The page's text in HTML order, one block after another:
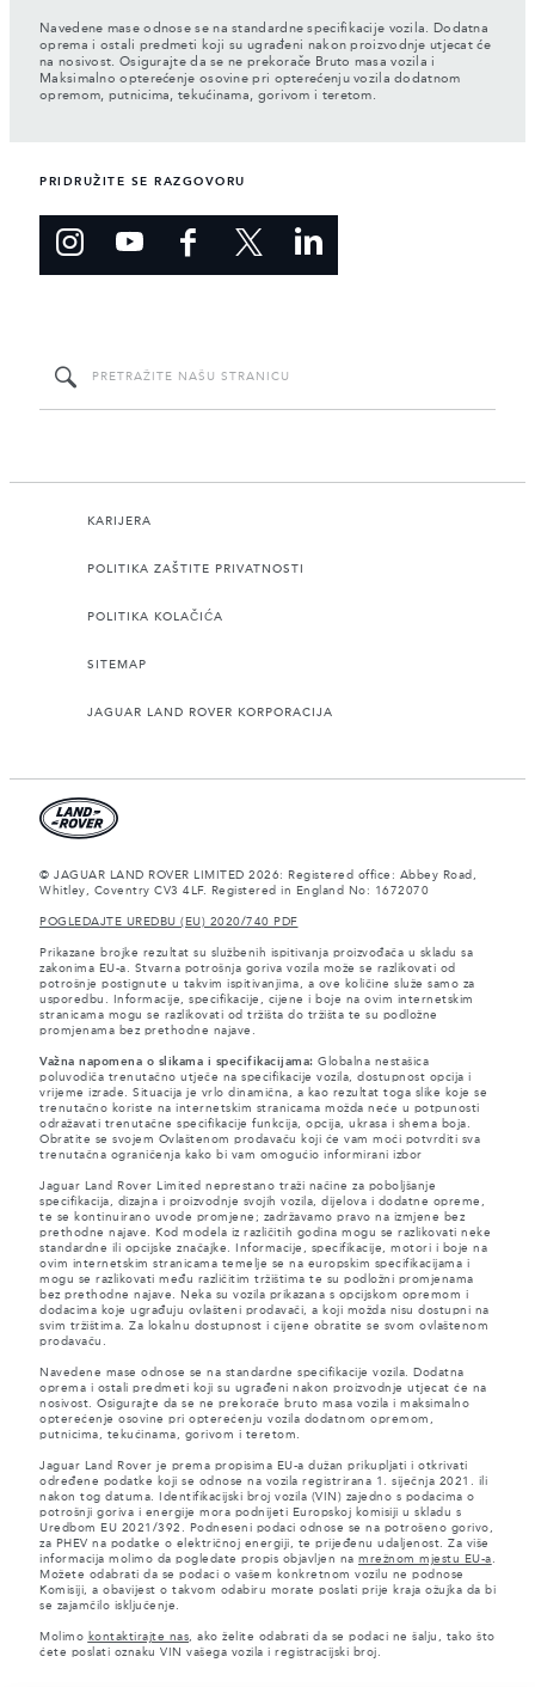
Navedene mase odnose se na standardne specifikacije vozila. Dodatna
oprema i ostali predmeti koji su ugrađeni nakon proizvodnje utjecat će
na nosivost. Osigurajte da se ne prekorače Bruto masa vozila i
Maksimalno opterećenje osovine pri opterećenju vozila dodatnom
opremom, putnicima, tekućinama, gorivom i teretom.
PRIDRUŽITE SE RAZGOVORU
KARIJERA
POLITIKA ZAŠTITE PRIVATNOSTI
POLITIKA KOLAČIĆA
SITEMAP
JAGUAR LAND ROVER KORPORACIJA
© JAGUAR LAND ROVER LIMITED 2026: Registered office: Abbey Road,
Whitley, Coventry CV3 4LF. Registered in England No: 1672070
POGLEDAJTE UREDBU (EU) 2020/740 PDF
Prikazane brojke rezultat su službenih ispitivanja proizvođača u skladu sa
zakonima EU-a. Stvarna potrošnja goriva vozila može se razlikovati od
potrošnje postignute u takvim ispitivanjima, a ove količine služe samo za
usporedbu. Informacije, specifikacije, cijene i boje na ovim internetskim
stranicama mogu se razlikovati od tržišta do tržišta te su podložne
promjenama bez prethodne najave.
Važna napomena o slikama i specifikacijama: Globalna nestašica
poluvodiča trenutačno utječe na specifikacije vozila, dostupnost opcija i
vrijeme izrade. Situacija je vrlo dinamična, a kao rezultat toga slike koje se
trenutačno koriste na internetskim stranicama možda neće u potpunosti
odražavati trenutačne specifikacije funkcija, opcija, ukrasa i shema boja.
Obratite se svojem Ovlaštenom prodavaču koji će vam moći potvrditi sva
trenutačna ograničenja kako bi vam omogućio informirani izbor
Jaguar Land Rover Limited neprestano traži načine za poboljšanje
specifikacija, dizajna i proizvodnje svojih vozila, dijelova i dodatne opreme,
te se kontinuirano uvode promjene; zadržavamo pravo na izmjene bez
prethodne najave. Kod modela iz različitih godina mogu se razlikovati neke
standardne ili opcijske značajke. Informacije, specifikacije, motori i boje na
ovim internetskim stranicama temelje se na europskim specifikacijama i
mogu se razlikovati među različitim tržištima te su podložni promjenama
bez prethodne najave. Neka su vozila prikazana s opcijskom opremom i
dodacima koje ugrađuju ovlašteni prodavači, a koji možda nisu dostupni na
svim tržištima. Za lokalnu dostupnost i cijene obratite se svom ovlaštenom
prodavaču.
Navedene mase odnose se na standardne specifikacije vozila. Dodatna
oprema i ostali predmeti koji su ugrađeni nakon proizvodnje utjecat će na
nosivost. Osigurajte da se ne prekorače bruto masa vozila i maksimalno
opterećenje osovine pri opterećenju vozila dodatnom opremom,
putnicima, tekućinama, gorivom i teretom.
Jaguar Land Rover je prema propisima EU-a dužan prikupljati i otkrivati
određene podatke koji se odnose na vozila registrirana 1. siječnja 2021. ili
nakon tog datuma. Identifikacijski broj vozila (VIN) zajedno s podacima o
potrošnji goriva i energije mora podnijeti Europskoj komisiji u skladu s
Uredbom EU 2021/392. Podneseni podaci odnose se na potrošeno gorivo,
za PHEV na podatke o električnoj energiji, te prijeđenu udaljenost. Za više
informacija molimo da pogledate propis objavljen na mrežnom mjestu EU-a
Možete odabrati da se podaci o vašem konkretnom vozilu ne podnose
Komisiji, a obavijest o takvom odabiru morate poslati prije kraja ožujka da bi
se zajamčilo isključenje.
Molimo kontaktirajte nas , ako želite odabrati da se podaci ne šalju, tako što
ćete poslati oznaku VIN vašega vozila i registracijski broj.